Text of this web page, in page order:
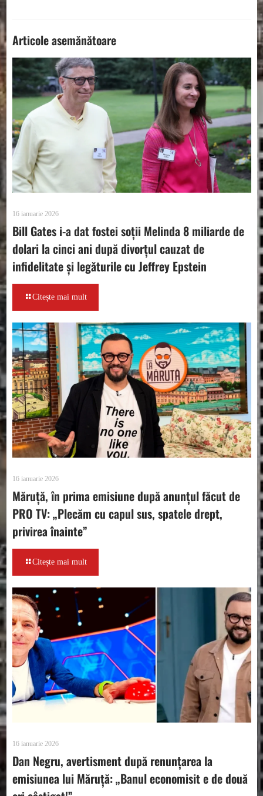
Articole asemănătoare
16 ianuarie 2026
Bill Gates i-a dat fostei soții Melinda 8 miliarde de
dolari la cinci ani după divorțul cauzat de
infidelitate și legăturile cu Jeffrey Epstein
Citește mai mult
16 ianuarie 2026
Măruță, în prima emisiune după anunțul făcut de
PRO TV: „Plecăm cu capul sus, spatele drept,
privirea înainte”
Citește mai mult
16 ianuarie 2026
Dan Negru, avertisment după renunțarea la
emisiunea lui Măruță: „Banul economisit e de două